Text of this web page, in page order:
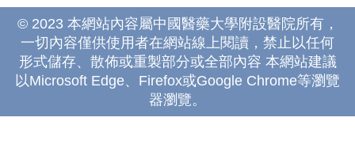
© 2023 本網站內容屬中國醫藥大學附設醫院所有，
一切內容僅供使用者在網站線上閱讀，禁止以任何
形式儲存、散佈或重製部分或全部內容 本網站建議
以Microsoft Edge、Firefox或Google Chrome等瀏覽
器瀏覽。